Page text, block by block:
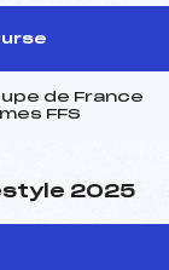
de France
FFS
2025